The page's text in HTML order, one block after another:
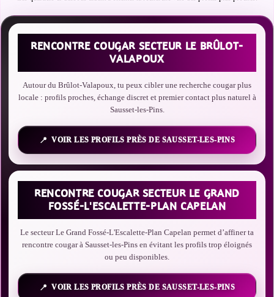
RENCONTRE COUGAR SECTEUR LE BRÛLOT-
VALAPOUX
Autour du Brûlot-Valapoux, tu peux cibler une recherche cougar plus
locale : profils proches, échange discret et premier contact plus naturel à
Sausset-les-Pins.
VOIR LES PROFILS PRÈS DE SAUSSET-LES-PINS
RENCONTRE COUGAR SECTEUR LE GRAND
FOSSÉ-L'ESCALETTE-PLAN CAPELAN
Le secteur Le Grand Fossé-L'Escalette-Plan Capelan permet d’affiner ta
rencontre cougar à Sausset-les-Pins en évitant les profils trop éloignés
ou peu disponibles.
VOIR LES PROFILS PRÈS DE SAUSSET-LES-PINS